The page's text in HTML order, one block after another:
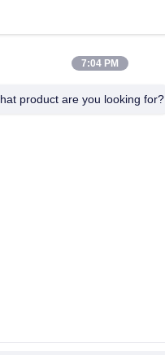
7:04 PM
product are you looking for?